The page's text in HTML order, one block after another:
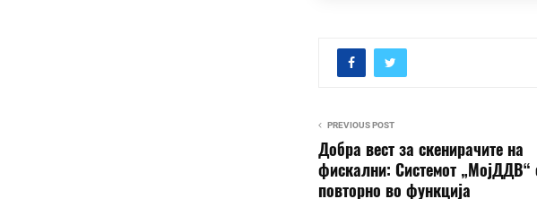
PREVIOUS POST
Добра вест за скенирачите на
фискални: Системот „МојДДВ“
повторно во функција